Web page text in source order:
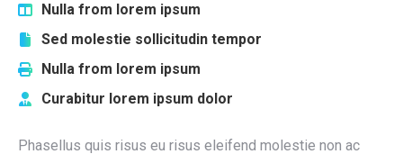
Nulla from lorem ipsum
Sed molestie sollicitudin tempor
Nulla from lorem ipsum
Curabitur lorem ipsum dolor
Phasellus quis risus eu risus eleifend molestie non ac